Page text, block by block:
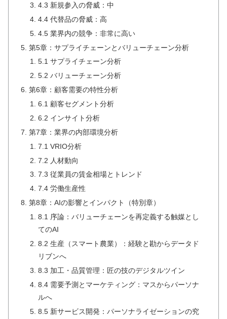
4.3 新規参入の脅威：中
4.4 代替品の脅威：高
4.5 業界内の競争：非常に高い
第5章：サプライチェーンとバリューチェーン分析
5.1 サプライチェーン分析
5.2 バリューチェーン分析
第6章：顧客需要の特性分析
6.1 顧客セグメント分析
6.2 インサイト分析
第7章：業界の内部環境分析
7.1 VRIO分析
7.2 人材動向
7.3 従業員の賃金相場とトレンド
7.4 労働生産性
第8章：AIの影響とインパクト（特別章）
8.1 序論：バリューチェーンを再定義する触媒とし
てのAI
8.2 生産（スマート農業）：経験と勘からデータド
リブンへ
8.3 加工・品質管理：匠の技のデジタルツイン
8.4 需要予測とマーケティング：マスからパーソナ
ルへ
8.5 新サービス開発：パーソナライゼーションの究